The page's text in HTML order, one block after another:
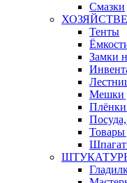
Смазки
Тенты
Замки
Мешки
Товары